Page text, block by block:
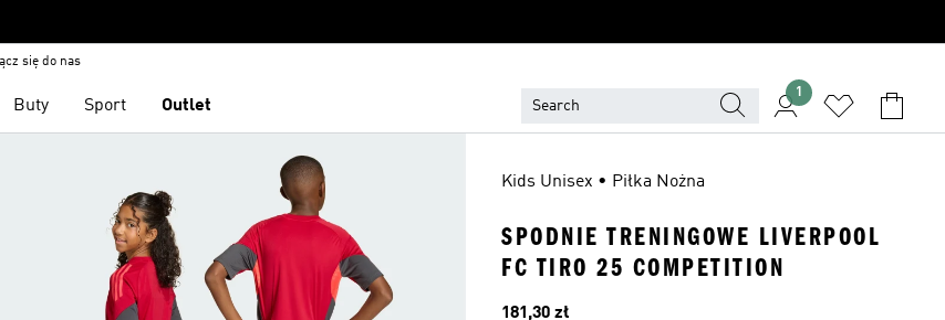
się do nas
Buty Sport Outlet
1
Kids Unisex • Piłka Nożna
SPODNIE TRENINGOWE LIVERPOOL
FC TIRO 25 COMPETITION
Bieżąca cena
181,30 zł